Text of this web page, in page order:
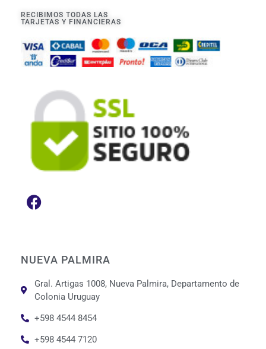
RECIBIMOS TODAS LAS
TARJETAS Y FINANCIERAS
NUEVA PALMIRA
Gral. Artigas 1008, Nueva Palmira, Departamento de
Colonia Uruguay
+598 4544 8454
+598 4544 7120